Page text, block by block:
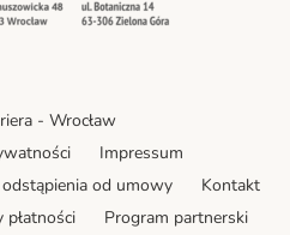
- Wrocław
Impressum
od umowy
Kontakt
płatności Program partnerski